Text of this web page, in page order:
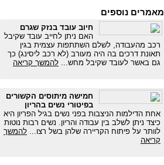
מאמרים נוספים
חיוב עובד בנזק שגרם
האם ניתן לחייב עובד שקיבל
רכב מהעבודה, לשלם השתתפות עצמית בגין
תאונת דרכים בה היה מעורב (לא רכב ליסינג) כך
גם באשר לעובד שקיבל מחש... להמשך קריאה
חמישה מיתוסים הקשורים
בפיטורי נשים בהריון
אחת הדילמות הניצבות בפני נשים בגיל הפריון היא
כיצד ניתן לשלב בין עבודה והריון. נשים רבות נוטות
לוותר על פיתוח הקריירה שלהן בשל רצו... להמשך
קריאה